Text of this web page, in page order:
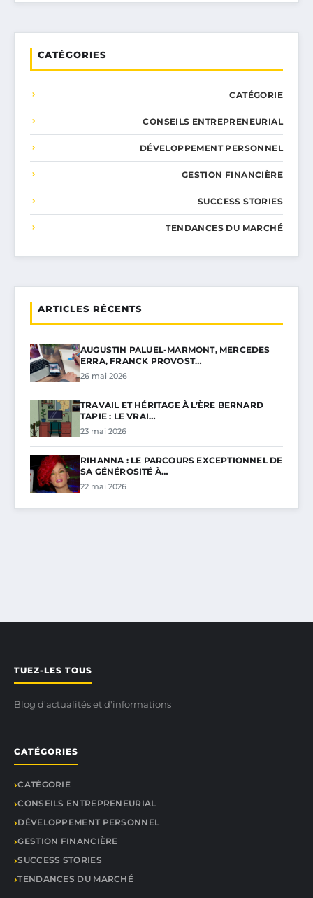
CATÉGORIES
CATÉGORIE
CONSEILS ENTREPRENEURIAL
DÉVELOPPEMENT PERSONNEL
GESTION FINANCIÈRE
SUCCESS STORIES
TENDANCES DU MARCHÉ
ARTICLES RÉCENTS
AUGUSTIN PALUEL-MARMONT, MERCEDES
ERRA, FRANCK PROVOST…
26 mai 2026
TRAVAIL ET HÉRITAGE À L’ÈRE BERNARD
TAPIE : LE VRAI…
23 mai 2026
RIHANNA : LE PARCOURS EXCEPTIONNEL DE
SA GÉNÉROSITÉ À…
22 mai 2026
TUEZ-LES TOUS
Blog d'actualités et d'informations
CATÉGORIES
CATÉGORIE
CONSEILS ENTREPRENEURIAL
DÉVELOPPEMENT PERSONNEL
GESTION FINANCIÈRE
SUCCESS STORIES
TENDANCES DU MARCHÉ